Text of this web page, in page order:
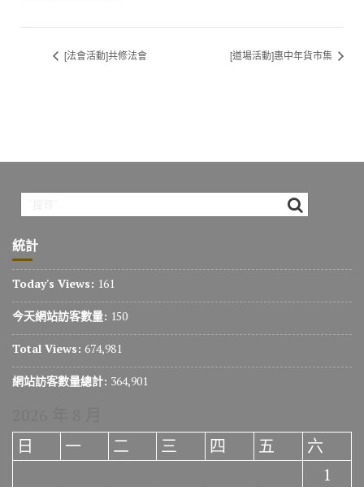
[法會活動]共修法會 [道場活動]惠中年貨市集
統計
Today's Views: 161
今天網站訪客數量: 150
Total Views: 674,981
網站訪客數量總計: 364,901
日
一 二 三 四 五
六
1